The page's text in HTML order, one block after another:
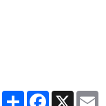
PartagerFacebook
X